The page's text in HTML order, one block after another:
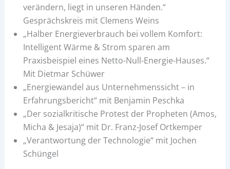
verändern, liegt in unseren Händen.“
Gesprächskreis mit Clemens Weins
„Halber Energieverbrauch bei vollem Komfort:
Intelligent Wärme & Strom sparen am
Praxisbeispiel eines Netto-Null-Energie-Hauses.“
Mit Dietmar Schüwer
„Energiewandel aus Unternehmenssicht – in
Erfahrungsbericht“ mit Benjamin Peschka
„Der sozialkritische Protest der Propheten (Amos,
Micha & Jesaja)“ mit Dr. Franz-Josef Ortkemper
„Verantwortung der Technologie“ mit Jochen
Schüngel